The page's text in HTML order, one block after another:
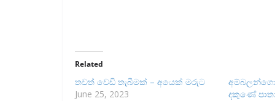
Related
තවත් වෙඩි තැබීමක් – අයෙක් මරුට
June 25, 2023
දකුණේ